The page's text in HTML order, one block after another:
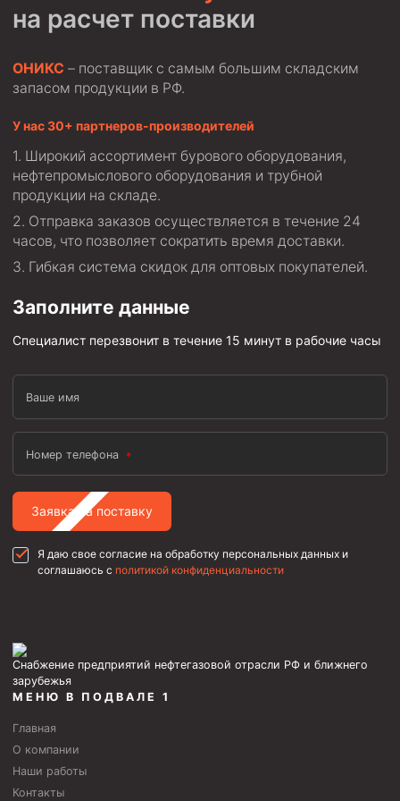
Циркуляционные системы и оборудование для
приготовления и очистки бурового раствора
Патрубки цементировочные ПЦ
Головки цементировочные универсальные
Устройство экранирующее для цементирования
скважин УЭЦС
Разъединители резьбовые РР
Переводники
Кольца ограничительные ПЦ и ЦЦ
Муфты ступенчатого цементирования
Пробки цементировочные
Скребки корончатые СК и тросовые СТ
Герметизаторы устьевые
Инструмент для бурения и КРС (ловильный, аварийный)
Перья гидромониторные
Пауки гидравлические
Пауки механические
Ерши механические
на расчет поставки
ОНИКС – поставщик с самым большим складским
запасом продукции в РФ.
У нас 30+ партнеров-производителей
Широкий ассортимент бурового оборудования,
нефтепромыслового оборудования и трубной
продукции на складе.
Отправка заказов осуществляется в течение 24
часов, что позволяет сократить время доставки.
Гибкая система скидок для оптовых покупателей.
Заполните данные
Специалист перезвонит в течение 15 минут в рабочие часы
Ваше имя
Номер телефона
Заявка на поставку
Я даю свое согласие на обработку персональных данных и
соглашаюсь с политикой конфиденциальности
Снабжение предприятий нефтегазовой отрасли РФ и ближнего
зарубежья
МЕНЮ В ПОДВАЛЕ 1
Главная
О компании
Наши работы
Контакты